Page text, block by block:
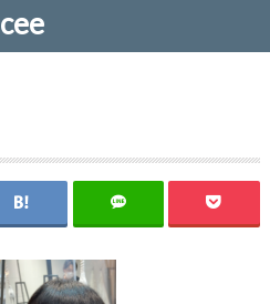
cee